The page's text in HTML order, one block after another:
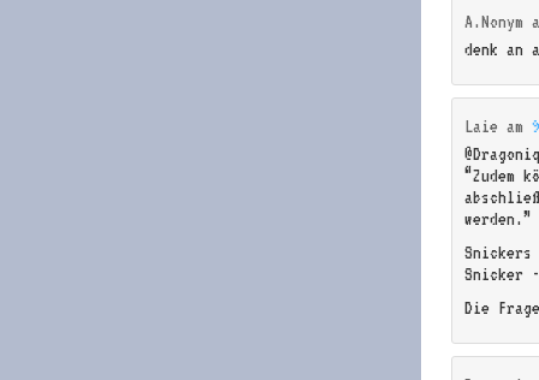
A.Nonym
denk an
Laie am
“Zudem
werden.”
Snickers
Snicker -
Die